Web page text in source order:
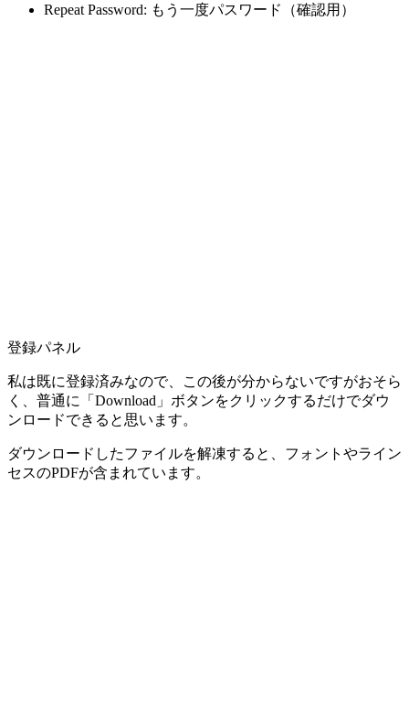
Repeat Password: もう一度パスワード（確認用）
登録パネル
私は既に登録済みなので、この後が分からないですがおそら
く、普通に「Download」ボタンをクリックするだけでダウ
ンロードできると思います。
ダウンロードしたファイルを解凍すると、フォントやライン
セスのPDFが含まれています。